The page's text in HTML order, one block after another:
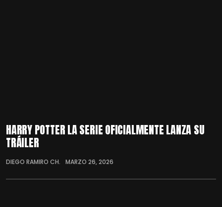
HARRY POTTER LA SERIE OFICIALMENTE LANZA SU
TRÁILER
DIEGO RAMIRO CH. MARZO 26, 2026